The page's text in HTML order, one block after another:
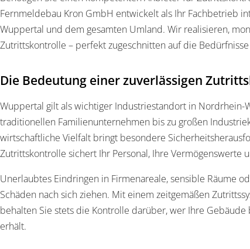
Fernmeldebau Kron GmbH entwickelt als Ihr Fachbetrieb
Wuppertal und dem gesamten Umland. Wir realisieren,
Zutrittskontrolle – perfekt zugeschnitten auf die
Die Bedeutung einer zuverlässigen
Wuppertal gilt als wichtiger Industriestandort in Nordrhein-
traditionellen Familienunternehmen bis zu großen
wirtschaftliche Vielfalt bringt besondere
Zutrittskontrolle sichert Ihr Personal, Ihre Vermögenswerte
Unerlaubtes Eindringen in Firmenareale, sensible Räume
Schäden nach sich ziehen. Mit einem zeitgemäßen
behalten Sie stets die Kontrolle darüber, wer Ihre
erhält.